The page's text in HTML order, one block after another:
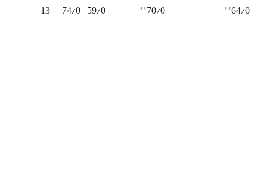
64/0
**
70/0
**
59/0
74/0
13